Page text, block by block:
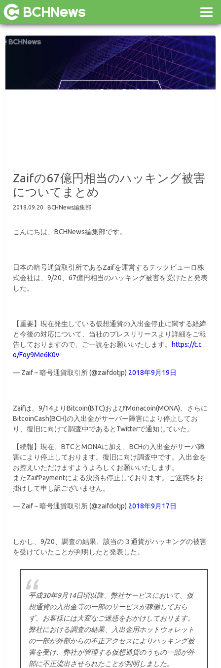
Zaifの67億円相当のハッキング被害
についてまとめ
2018.09.20 BCHNews編集部
こんにちは、BCHNews編集部です。
日本の暗号通貨取引所であるZaifを運営するテックビューロ株
式会社は、9/20、67億円相当のハッキング被害を受けたと発表
した。
【重要】現在発生している仮想通貨の入出金停止に関する経緯
と今後の対応について、当社のプレスリリースより詳細をご報
告しておりますので、ご一読をお願いいたします。
https://t.c
o/Foy9Me6K0v
— Zaif – 暗号通貨取引所 (@zaifdotjp) 2018年9月19日
Zaifは、9/14よりBitcoin(BTC)およびMonacoin(MONA)、さらに
BitcoinCash(BCH)の入出金がサーバー障害により停止してお
り、復旧に向けて調査中であるとTwitterで通知していた。
【続報】現在、BTCとMONAに加え、BCHの入出金がサーバ障
害により停止しております。復旧に向け調査中です。入出金を
お控えいただけますようよろしくお願いいたします。
またZaifPaymentによる決済も停止しております。ご迷惑をお
掛けして申し訳ございません。
— Zaif – 暗号通貨取引所 (@zaifdotjp) 2018年9月17日
しかし、9/20、調査の結果、該当の３通貨がハッキングの被害
を受けていたことが判明したと発表した。
平成30年9月14日頃以降、弊社サービスにおいて、仮
想通貨の入出金等の一部のサービスが稼働しておら
ず、お客様には大変なご迷惑をおかけしております。
弊社における調査の結果、入出金用ホットウォレット
の一部が外部からの不正アクセスによりハッキング被
害を受け、弊社が管理する仮想通貨のうちの一部が外
部に不正流出させられたことが判明しました。